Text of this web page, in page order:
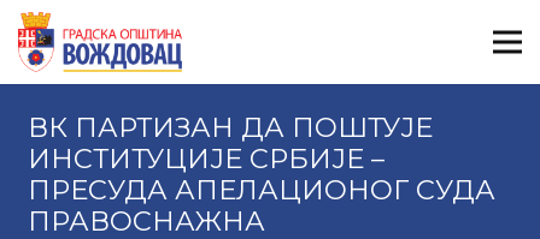
ВК ПАРТИЗАН ДА ПОШТУЈЕ
ИНСТИТУЦИЈЕ СРБИЈЕ –
ПРЕСУДА АПЕЛАЦИОНОГ СУДА
ПРАВОСНАЖНА